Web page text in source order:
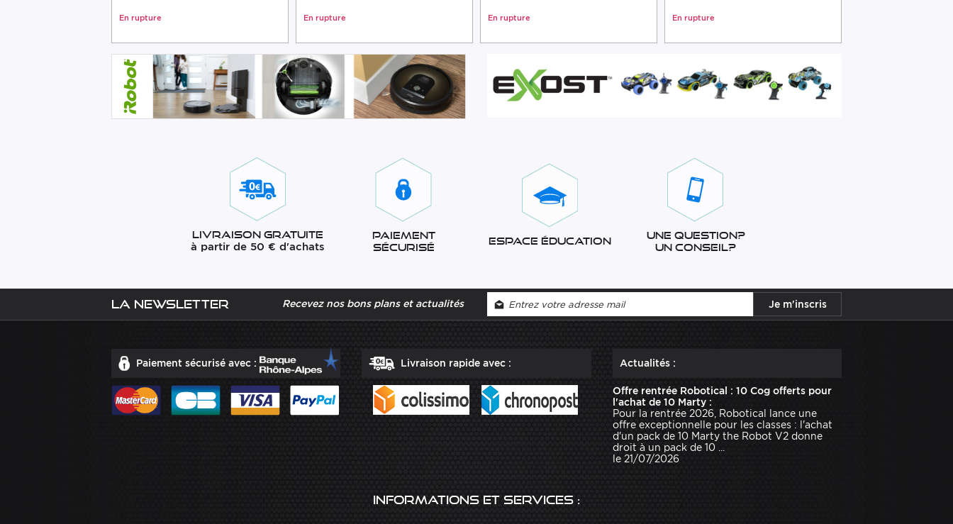
En rupture En rupture En rupture En rupture
Livraison gratuite
à partir de 50 € d'achats
Paiement
sécurisé
Espace éducation
Une question?
Un conseil?
La newsletter Recevez nos bons plans et actualités
Paiement sécurisé avec : Livraison rapide avec : Actualités :
Offre rentrée Robotical : 10 Cog offerts pour
l'achat de 10 Marty :
Pour la rentrée 2026, Robotical lance une
offre exceptionnelle pour les classes : l'achat
d'un pack de 10 Marty the Robot V2 donne
droit à un pack de 10 ...
le 21/07/2026
Informations et services :